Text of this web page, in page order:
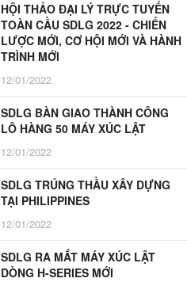
HỘI THẢO ĐẠI LÝ TRỰC TUYẾN
TOÀN CẦU SDLG 2022 - CHIẾN
LƯỢC MỚI, CƠ HỘI MỚI VÀ HÀNH
TRÌNH MỚI
12/01/2022
SDLG BÀN GIAO THÀNH CÔNG
LÔ HÀNG 50 MÁY XÚC LẬT
12/01/2022
SDLG TRÚNG THẦU XÂY DỰNG
TẠI PHILIPPINES
12/01/2022
SDLG RA MẮT MÁY XÚC LẬT
DÒNG H-SERIES MỚI